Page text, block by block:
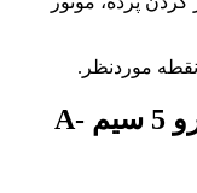
موردنظر.
اجزای اصلی نصب پرده کناررو 5 سیم A-